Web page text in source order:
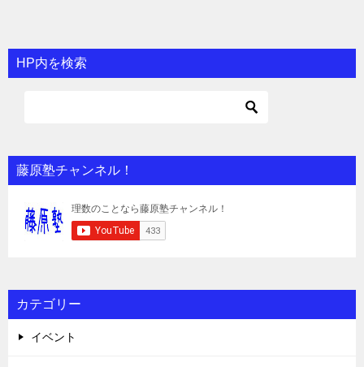
HP内を検索
藤原塾チャンネル！
カテゴリー
イベント